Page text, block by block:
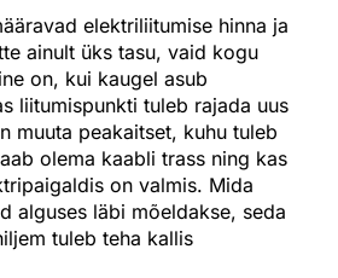
elektriliitumise hinna ja
ainult üks tasu, vaid kogu
on, kui kaugel asub
liitumispunkti tuleb rajada uus
muuta peakaitset, kuhu tuleb
olema kaabli trass ning kas
on valmis. Mida
alguses läbi mõeldakse, seda
tuleb teha kallis